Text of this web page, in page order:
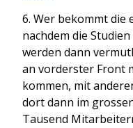
6. Wer bekommt die
nachdem die
werden dann
an vorderster Front
kommen, mit
dort dann im
Tausend